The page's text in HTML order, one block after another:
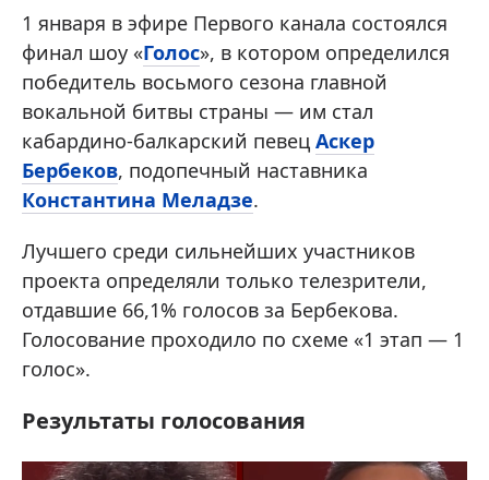
1 января в эфире Первого канала состоялся
финал шоу «Голос», в котором определился
победитель восьмого сезона главной
вокальной битвы страны — им стал
кабардино-балкарский певец Аскер
Бербеков, подопечный наставника
Константина Меладзе.
Лучшего среди сильнейших участников
проекта определяли только телезрители,
отдавшие 66,1% голосов за Бербекова.
Голосование проходило по схеме «1 этап — 1
голос».
Результаты голосования